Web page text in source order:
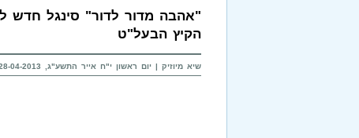
"אהבה מדור לדור" סינגל חדש
הקיץ הבעל"ט
שיא מיוזיק | יום ראשון י"ח אייר התשע"ג, 28-04-2013 בשעה 13:26